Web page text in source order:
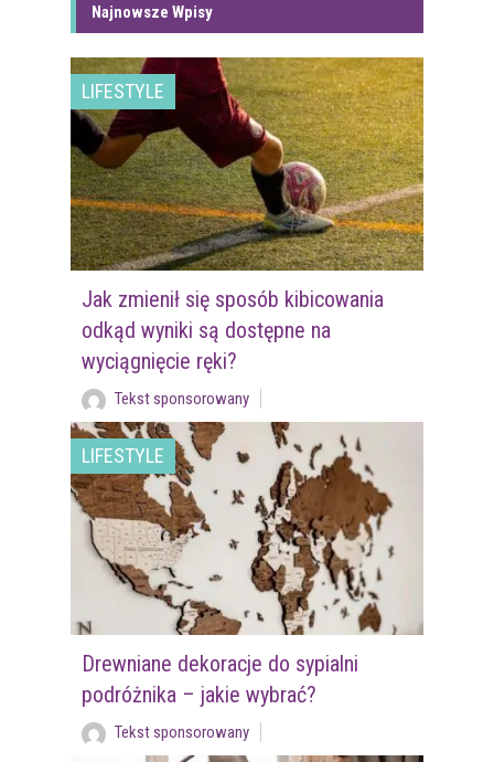
Najnowsze Wpisy
LIFESTYLE
Jak zmienił się sposób kibicowania
odkąd wyniki są dostępne na
wyciągnięcie ręki?
Tekst sponsorowany
LIFESTYLE
Drewniane dekoracje do sypialni
podróżnika – jakie wybrać?
Tekst sponsorowany